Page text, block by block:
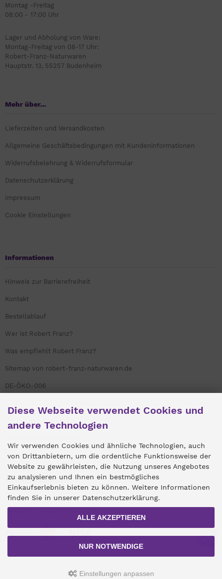
Montag -Freitag
08:00 - 17:00 Uhr
Lager und Abholung von Ware:
Montag-Freitag von 08-17 Uhr:
Robert-Franz-Naturwaren
Hauptstr. 13, 55257 Budenheim
Mehr über...
Lieferzeiten und Versandkosten
Allgemeine Geschäftsbedingungen mit Kundeninformationen
Widerrufsbelehrung & Widerrufsformular
Datenschutzerklärung
Impressum
Cookie Einstellungen
Informationen
Hinweis zur Barrierefreiheit
Kontakt
Bestellablauf
Wer ist Robert Franz?
Was empfiehlt Robert Franz?
Sitemap von robert-franz-naturwaren.de
DE-ÖKO-006
Umweltengagement
Zahlungsmethoden
Diese Webseite verwendet Cookies und
andere Technologien
Wir verwenden Cookies und ähnliche Technologien, auch
von Drittanbietern, um die ordentliche Funktionsweise der
Website zu gewährleisten, die Nutzung unseres Angebotes
zu analysieren und Ihnen ein bestmögliches
Einkaufserlebnis bieten zu können. Weitere Informationen
finden Sie in unserer Datenschutzerklärung.
ALLE AKZEPTIEREN
NUR NOTWENDIGE
Einstellungen anpassen